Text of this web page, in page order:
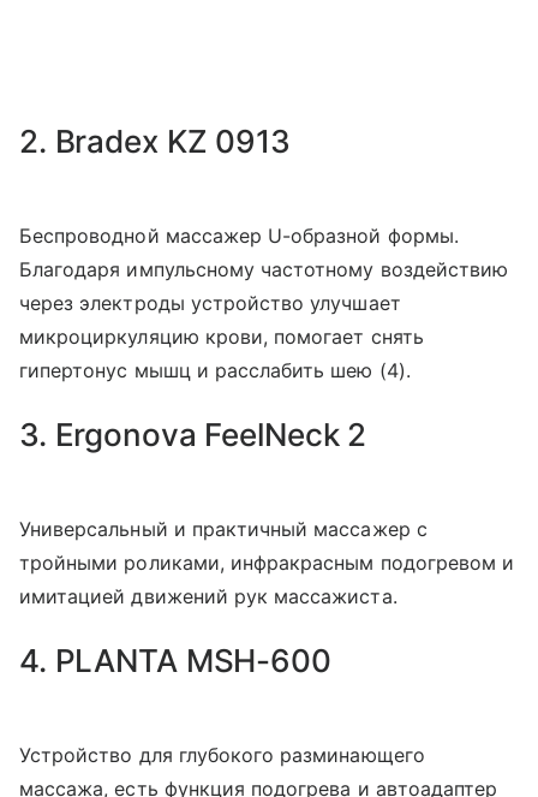
2. Bradex KZ 0913
Беспроводной массажер U-образной формы.
Благодаря импульсному частотному воздействию
через электроды устройство улучшает
микроциркуляцию крови, помогает снять
гипертонус мышц и расслабить шею (4).
3. Ergonova FeelNeck 2
Универсальный и практичный массажер с
тройными роликами, инфракрасным подогревом и
имитацией движений рук массажиста.
4. PLANTA MSH-600
Устройство для глубокого разминающего
массажа, есть функция подогрева и автоадаптер